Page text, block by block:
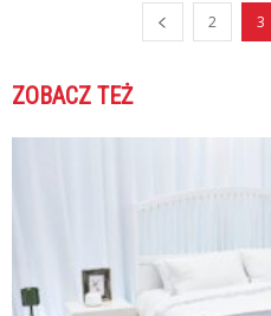
2 3
ZOBACZ TEŻ